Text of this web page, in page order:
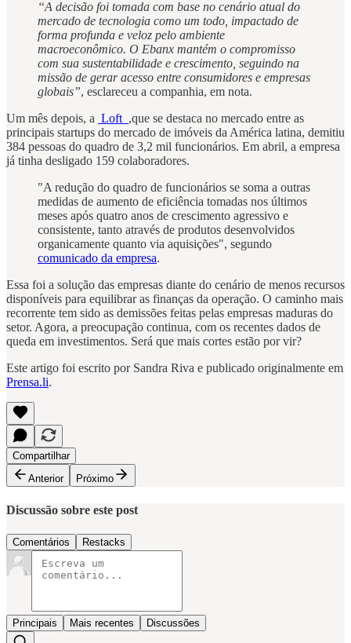
“A decisão foi tomada com base no cenário atual do
mercado de tecnologia como um todo, impactado de
forma profunda e veloz pelo ambiente
macroeconômico. O Ebanx mantém o compromisso
com sua sustentabilidade e crescimento, seguindo na
missão de gerar acesso entre consumidores e empresas
globais”, esclareceu a companhia, em nota.
Um mês depois, a Loft ,que se destaca no mercado entre as
principais startups do mercado de imóveis da América latina, demitiu
384 pessoas do quadro de 3,2 mil funcionários. Em abril, a empresa
já tinha desligado 159 colaboradores.
"A redução do quadro de funcionários se soma a outras
medidas de aumento de eficiência tomadas nos últimos
meses após quatro anos de crescimento agressivo e
consistente, tanto através de produtos desenvolvidos
organicamente quanto via aquisições", segundo
comunicado da empresa.
Essa foi a solução das empresas diante do cenário de menos recursos
disponíveis para equilibrar as finanças da operação. O caminho mais
recorrente tem sido as demissões feitas pelas empresas maduras do
setor. Agora, a preocupação continua, com os recentes dados de
queda em investimentos. Será que mais cortes estão por vir?
Este artigo foi escrito por Sandra Riva e publicado originalmente em
Prensa.li.
Compartilhar
Anterior
Próximo
Discussão sobre este post
Comentários Restacks
Principais Mais recentes Discussões